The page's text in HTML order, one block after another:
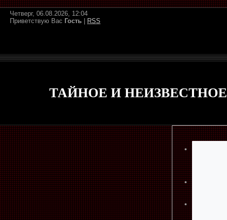
Четверг, 06.08.2026, 12:04
Приветствую Вас Гость RSS
ТАЙНОЕ И НЕИЗВЕСТНОЕ